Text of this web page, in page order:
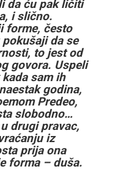
da ću pak ličiti
i slično.
forme, često
da se
to jest od
govora. Uspeli
sam ih
godina,
Predeo,
slobodno…
drugi pravac,
iz
prija ona
forma – duša.